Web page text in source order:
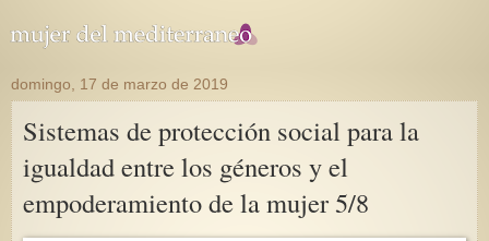
domingo, 17 de marzo de 2019
Sistemas de protección social para la
igualdad entre los géneros y el
empoderamiento de la mujer 5/8